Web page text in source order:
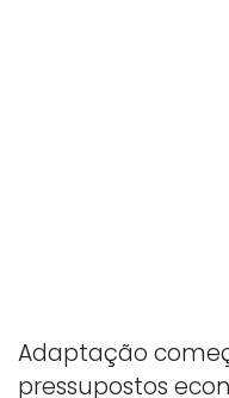
Adaptação
pressupostos